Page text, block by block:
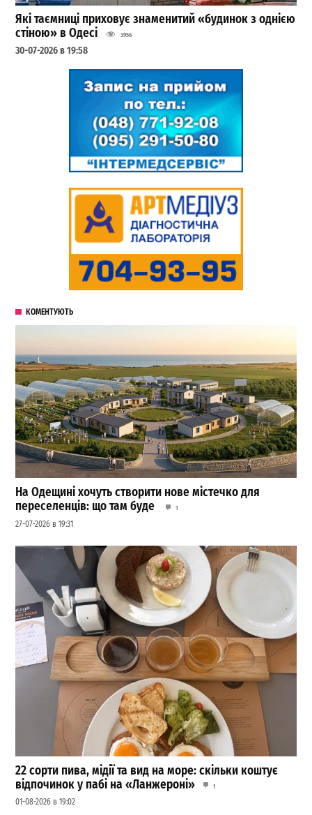
Які таємниці приховує знаменитий «будинок з однією
стіною» в Одесі
3956
30-07-2026 в 19:58
КОМЕНТУЮТЬ
На Одещині хочуть створити нове містечко для
переселенців: що там буде
1
27-07-2026 в 19:31
22 сорти пива, мідії та вид на море: скільки коштує
відпочинок у пабі на «Ланжероні»
1
01-08-2026 в 19:02